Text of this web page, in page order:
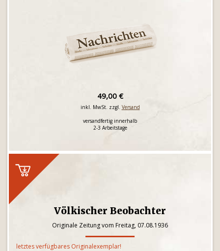
49,00 €
inkl. MwSt. zzgl. Versand
versandfertig innerhalb
2-3 Arbeitstage
Völkischer Beobachter
Originale Zeitung vom Freitag, 07.08.1936
letztes verfügbares Originalexemplar!